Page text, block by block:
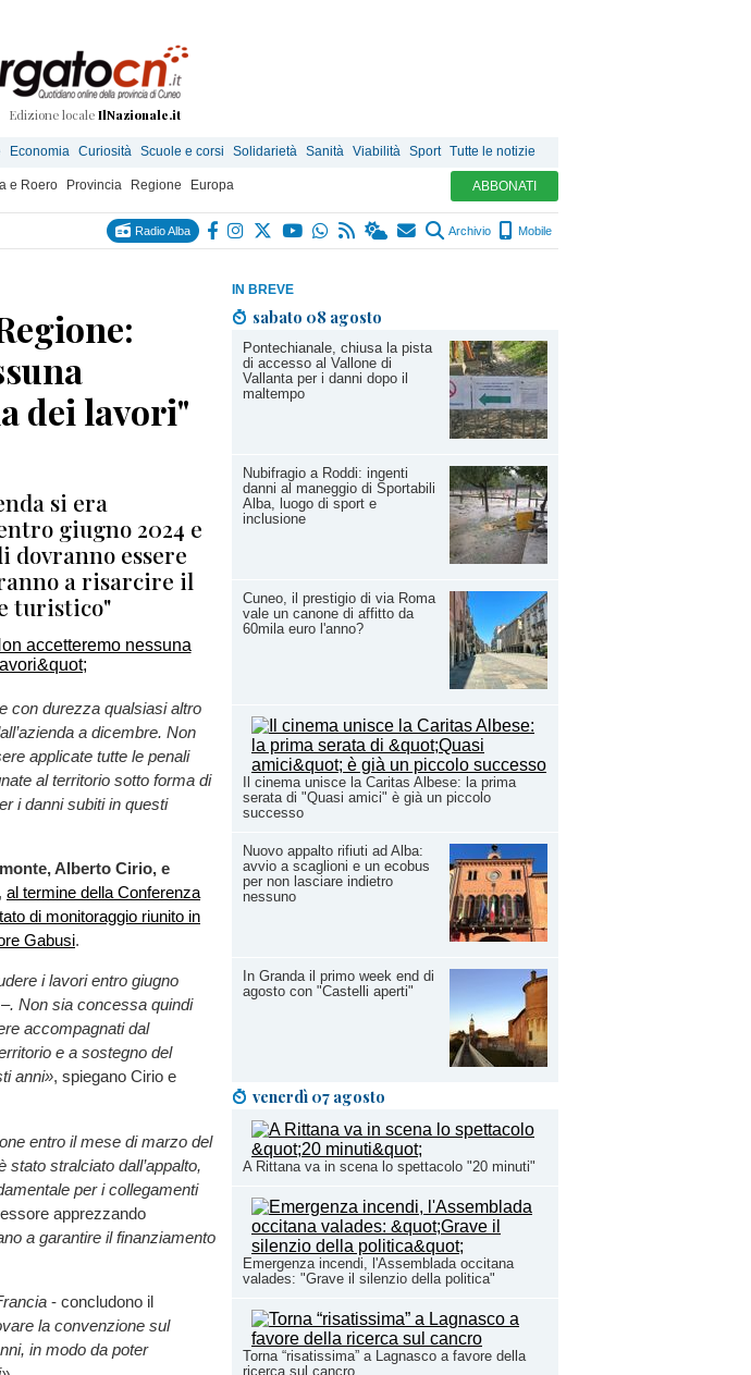
Edizione locale IlNazionale.it
Economia Curiosità Scuole e corsi Solidarietà Sanità Viabilità Sport Tutte le notizie
e Roero Provincia Regione Europa ABBONATI
Radio Alba Archivio Mobile
IN BREVE
sabato 08 agosto
Pontechianale, chiusa la pista
di accesso al Vallone di
Vallanta per i danni dopo il
maltempo
Nubifragio a Roddi: ingenti
danni al maneggio di Sportabili
Alba, luogo di sport e
inclusione
Cuneo, il prestigio di via Roma
vale un canone di affitto da
60mila euro l'anno?
Il cinema unisce la Caritas Albese: la prima
serata di "Quasi amici" è già un piccolo
successo
Nuovo appalto rifiuti ad Alba:
avvio a scaglioni e un ecobus
per non lasciare indietro
nessuno
In Granda il primo week end di
agosto con "Castelli aperti"
venerdì 07 agosto
A Rittana va in scena lo spettacolo "20 minuti"
Emergenza incendi, l'Assemblada occitana
valades: "Grave il silenzio della politica"
Torna “risatissima” a Lagnasco a favore della
ricerca sul cancro
dei lavori"
si era
giugno 2024 e
dovranno essere
a risarcire il
turistico"
con durezza qualsiasi altro
a dicembre. Non
applicate tutte le penali
al territorio sotto forma di
i danni subiti in questi
Alberto Cirio, e
, al termine della Conferenza
di monitoraggio riunito in
Gabusi.
i lavori entro giugno
–. Non sia concessa quindi
accompagnati dal
e a sostegno del
anni», spiegano Cirio e
entro il mese di marzo del
stralciato dall’appalto,
per i collegamenti
apprezzando
a garantire il finanziamento
- concludono il
la convenzione sul
in modo da poter